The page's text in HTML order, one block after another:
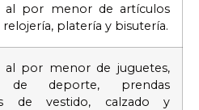
al por menor de artículos
relojería, platería y bisutería.
al por menor de juguetes,
de deporte, prendas
de vestido, calzado y